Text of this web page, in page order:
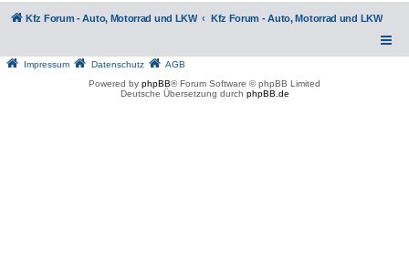
Kfz Forum - Auto, Motorrad und LKW Kfz Forum - Auto, Motorrad und LKW
Impressum Datenschutz
AGB
Powered by phpBB® Forum Software © phpBB Limited
Deutsche Übersetzung durch phpBB.de